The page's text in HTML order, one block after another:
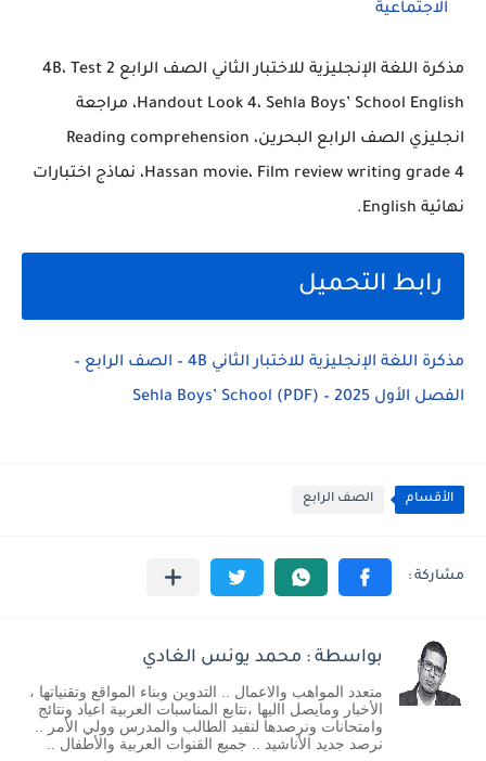
الاجتماعية
مذكرة اللغة الإنجليزية للاختبار الثاني الصف الرابع 4B، Test 2
Handout Look 4، Sehla Boys’ School English، مراجعة
انجليزي الصف الرابع البحرين، Reading comprehension
Hassan movie، Film review writing grade 4، نماذج اختبارات
نهائية English.
رابط التحميل
مذكرة اللغة الإنجليزية للاختبار الثاني 4B – الصف الرابع –
الفصل الأول 2025 – Sehla Boys’ School (PDF)
الأقسام الصف الرابع
بواسطة : محمد يونس الغادي
متعدد المواهب والاعمال .. التدوين وبناء المواقع وتقنياتها ،
الأخبار ومايصل االيها ،نتابع المناسبات العربية اعياد ونتائج
وامتحانات ونرصدها لنفيد الطالب والمدرس وولي الأمر ..
نرصد جديد الأناشيد .. جميع القنوات العربية والأطفال ..